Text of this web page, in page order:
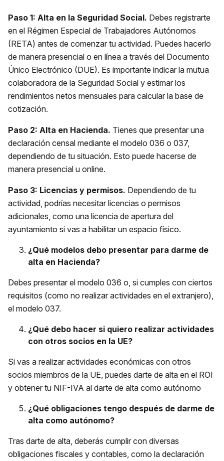
Paso 1: Alta en la Seguridad Social. Debes registrarte
en el Régimen Especial de Trabajadores Autónomos
(RETA) antes de comenzar tu actividad. Puedes hacerlo
de manera presencial o en línea a través del Documento
Único Electrónico (DUE). Es importante indicar la mutua
colaboradora de la Seguridad Social y estimar los
rendimientos netos mensuales para calcular la base de
cotización.
Paso 2: Alta en Hacienda. Tienes que presentar una
declaración censal mediante el modelo 036 o 037,
dependiendo de tu situación. Esto puede hacerse de
manera presencial u online.
Paso 3: Licencias y permisos. Dependiendo de tu
actividad, podrías necesitar licencias o permisos
adicionales, como una licencia de apertura del
ayuntamiento si vas a habilitar un espacio físico.
¿Qué modelos debo presentar para darme de
alta en Hacienda?
Debes presentar el modelo 036 o, si cumples con ciertos
requisitos (como no realizar actividades en el extranjero),
el modelo 037.
¿Qué debo hacer si quiero realizar actividades
con otros socios en la UE?
Si vas a realizar actividades económicas con otros
socios miembros de la UE, puedes darte de alta en el ROI
y obtener tu NIF-IVA al darte de alta como autónomo
¿Qué obligaciones tengo después de darme de
alta como autónomo?
Tras darte de alta, deberás cumplir con diversas
obligaciones fiscales y contables, como la declaración